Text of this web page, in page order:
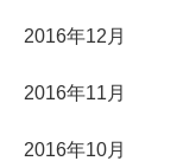
2016年12月
2016年11月
2016年10月